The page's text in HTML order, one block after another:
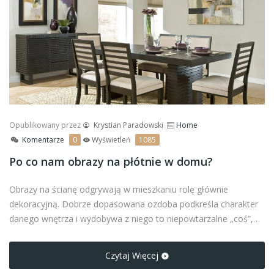
Opublikowany przez Krystian Paradowski
Home
Komentarze
0 Wyświetleń 1085
Po co nam obrazy na płótnie w domu?
Obrazy na ścianę odgrywają w mieszkaniu rolę głównie
dekoracyjną. Dobrze dopasowana ozdoba podkreśla charakter
danego wnętrza i wydobywa z niego to niepowtarzalne „coś”,
poczujemy się jak u siebie. Dlaczego warto zdecydować się na
Czytaj Więcej